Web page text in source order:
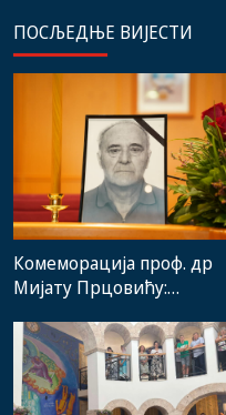
ПОСЉЕДЊЕ ВИЈЕСТИ
Комеморација проф. др
Мијату Прцовићу:
стручњака и човјека који
је Требиње носио у срцу